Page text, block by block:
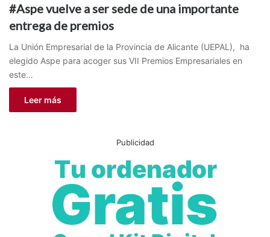
#Aspe vuelve a ser sede de una importante
entrega de premios
La Unión Empresarial de la Provincia de Alicante (UEPAL), ha
elegido Aspe para acoger sus VII Premios Empresariales en
este…
Leer más
Publicidad